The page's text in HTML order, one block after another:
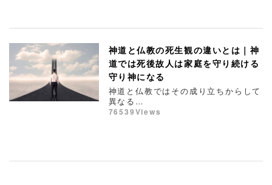
神道と仏教の死生観の違いとは｜神
道では死後故人は家庭を守り続ける
守り神になる
神道と仏教ではその成り立ちからして
異なる…
76539Views